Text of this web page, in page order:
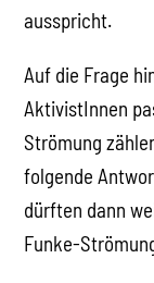
ausspricht.
Auf die Frage
AktivistInnen
Strömung
folgende
dürften dann
Funke-